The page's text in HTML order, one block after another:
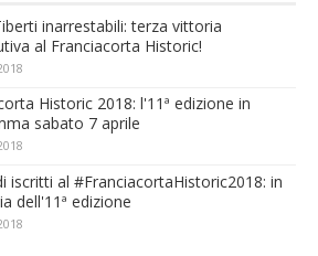
inarrestabili: terza vittoria
al Franciacorta Historic!
Historic 2018: l'11ª edizione in
sabato 7 aprile
iscritti al #FranciacortaHistoric2018: in
dell'11ª edizione